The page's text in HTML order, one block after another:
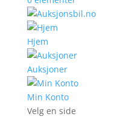
Hjem
Auksjoner
Min Konto
Velg en side